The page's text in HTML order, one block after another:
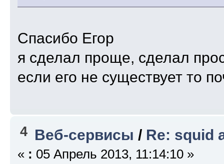
Спасибо Егор
я сделал проще, сделал
если его не существует то
4 Веб-сервисы / Re: squid
« : 05 Апрель 2013, 11:14:10 »